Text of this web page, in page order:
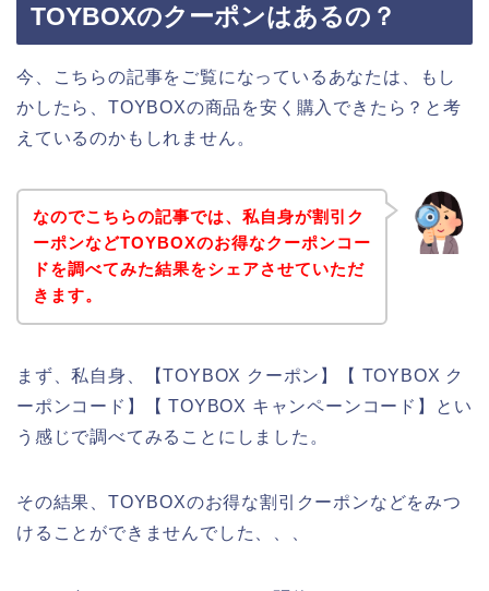
TOYBOXのクーポンはあるの？
今、こちらの記事をご覧になっているあなたは、もし
かしたら、TOYBOXの商品を安く購入できたら？と考
えているのかもしれません。
なのでこちらの記事では、私自身が割引ク
ーポンなどTOYBOXのお得なクーポンコー
ドを調べてみた結果をシェアさせていただ
きます。
まず、私自身、【TOYBOX クーポン】【 TOYBOX ク
ーポンコード】【 TOYBOX キャンペーンコード】とい
う感じで調べてみることにしました。
その結果、TOYBOXのお得な割引クーポンなどをみつ
けることができませんでした、、、